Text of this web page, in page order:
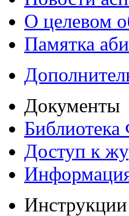
О целевом
Памятка
Документы
Доступ к
Инструкции